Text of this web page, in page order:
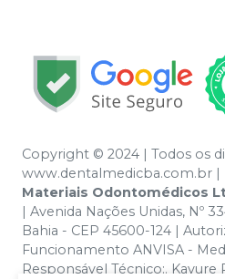
Copyright © 2024 | Todos os
www.dentalmedicba.com.br |
Materiais Odontomédicos
| Avenida Nações Unidas, Nº
Bahia - CEP 45600-124 |
Funcionamento ANVISA -
Responsável Técnico:. Kayure